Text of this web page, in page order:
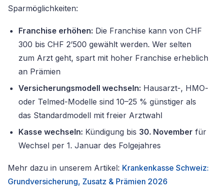
Sparmöglichkeiten:
Franchise erhöhen: Die Franchise kann von CHF
300 bis CHF 2’500 gewählt werden. Wer selten
zum Arzt geht, spart mit hoher Franchise erheblich
an Prämien
Versicherungsmodell wechseln: Hausarzt-, HMO-
oder Telmed-Modelle sind 10–25 % günstiger als
das Standardmodell mit freier Arztwahl
Kasse wechseln: Kündigung bis 30. November für
Wechsel per 1. Januar des Folgejahres
Mehr dazu in unserem Artikel: Krankenkasse Schweiz:
Grundversicherung, Zusatz & Prämien 2026